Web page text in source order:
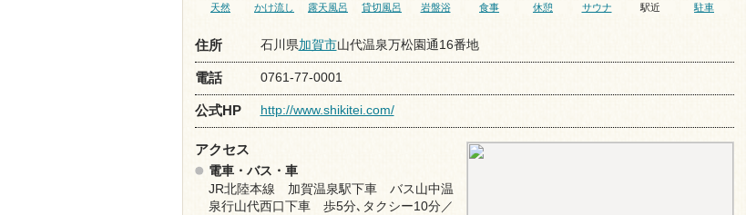
天然 かけ流し 露天風呂 貸切風呂 岩盤浴 食事 休憩 サウナ 駅近 駐車
住所 石川県加賀市山代温泉万松園通16番地
電話 0761-77-0001
公式HP http://www.shikitei.com/
アクセス
電車・バス・車
JR北陸本線 加賀温泉駅下車 バス山中温
泉行山代西口下車 歩5分､タクシー10分／